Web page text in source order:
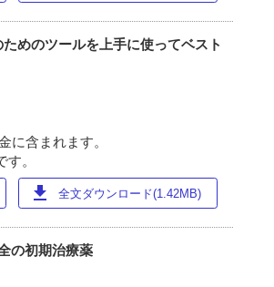
めのツールを上手に使ってベスト
に含まれます。
。
download 全文ダウンロード(1.42MB)
の初期治療薬